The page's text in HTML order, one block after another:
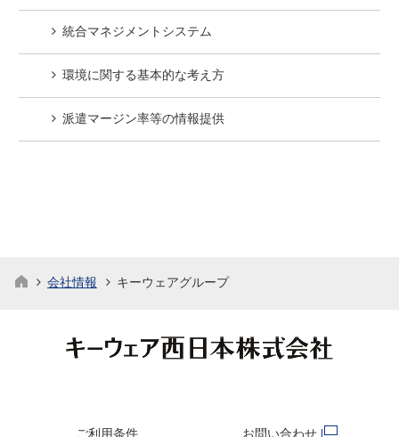
統合マネジメントシステム
環境に関する基本的な考え方
派遣マージン率等の情報提供
会社情報 キーウェアグループ
ご利用条件 お問い合わせ